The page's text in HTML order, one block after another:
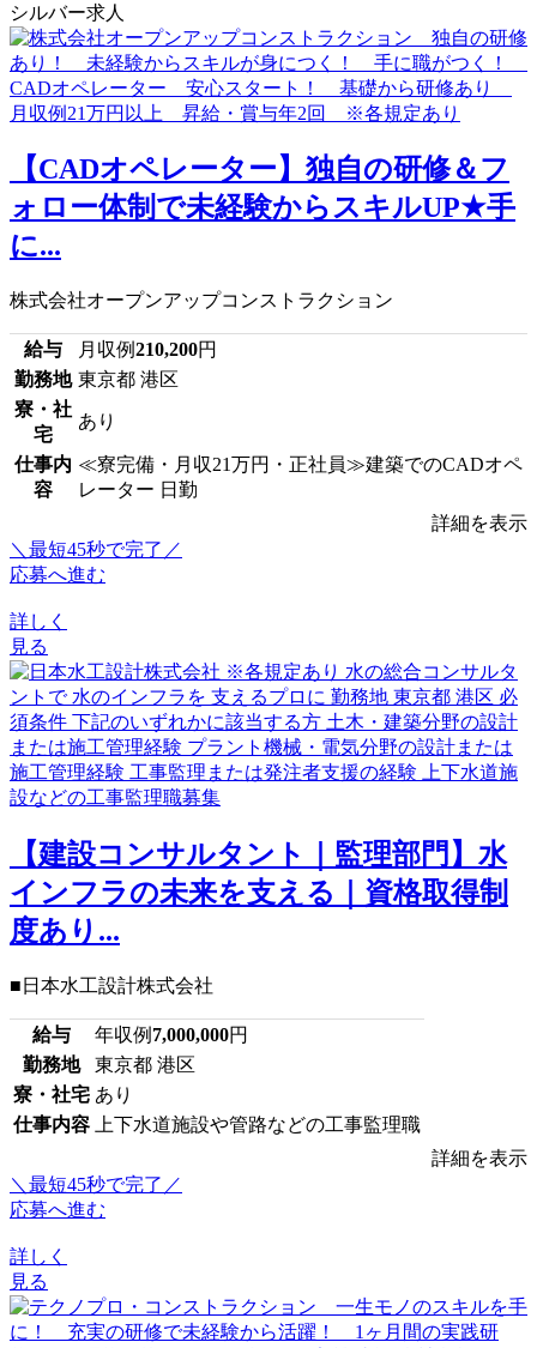
シルバー求人
【CADオペレーター】独自の研修＆フ
ォロー体制で未経験からスキルUP★手
に...
株式会社オープンアップコンストラクション
給与 月収例210,200円
勤務地 東京都 港区
寮・社
宅
あり
仕事内
容
≪寮完備・月収21万円・正社員≫建築でのCADオペ
レーター 日勤
詳細を表示
＼最短45秒で完了／
応募へ進む
詳しく
見る
【建設コンサルタント｜監理部門】水
インフラの未来を支える｜資格取得制
度あり...
■日本水工設計株式会社
給与 年収例 7,000,000円
勤務地
東京都 港区
寮・社宅 あり
仕事内容
上下水道施設や管路などの工事監理職
詳細を表示
＼最短45秒で完了／
応募へ進む
詳しく
見る